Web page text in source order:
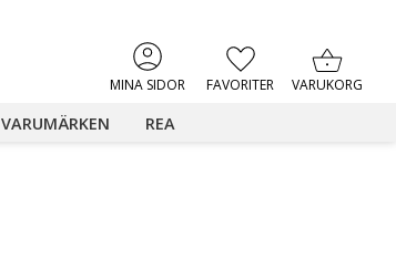
MINA SIDOR
FAVORITER
KUNDVAGN
VARUMÄRKEN REA